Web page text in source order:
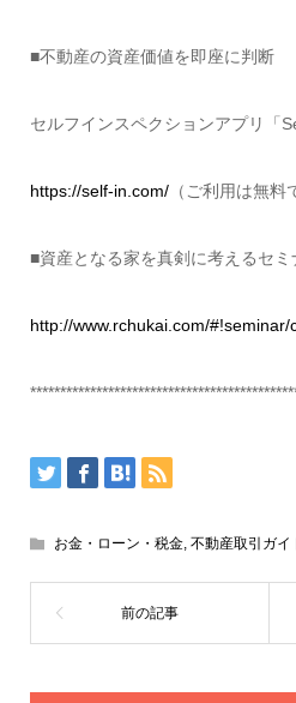
■不動産の資産価値を即座に判断
セルフインスペクションアプリ「
https://self-in.com/（ご利用は無料
■資産となる家を真剣に考えるセミ
http://www.rchukai.com/#!seminar/
お金・ローン・税金, 不動産取引ガイ